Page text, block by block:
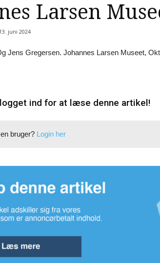
Larsen
13. juni 2024
ind for at læse denne artikel!
bruger? Login her